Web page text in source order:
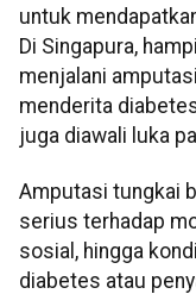
untuk
Di Singapura,
menjalani
menderita
juga diawali luka
Amputasi tungkai
serius terhadap
sosial, hingga
diabetes atau